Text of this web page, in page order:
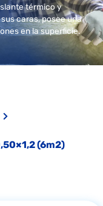
térmico y
caras, posee una
en la superficie.
(6m2)